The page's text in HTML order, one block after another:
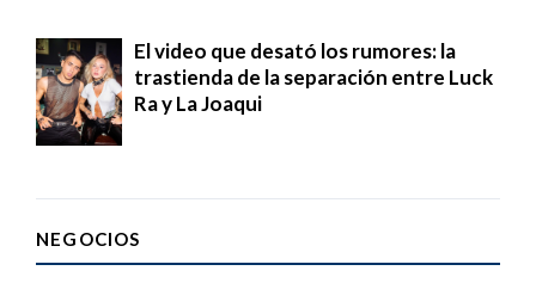
El video que desató los rumores: la
trastienda de la separación entre Luck
Ra y La Joaqui
NEGOCIOS